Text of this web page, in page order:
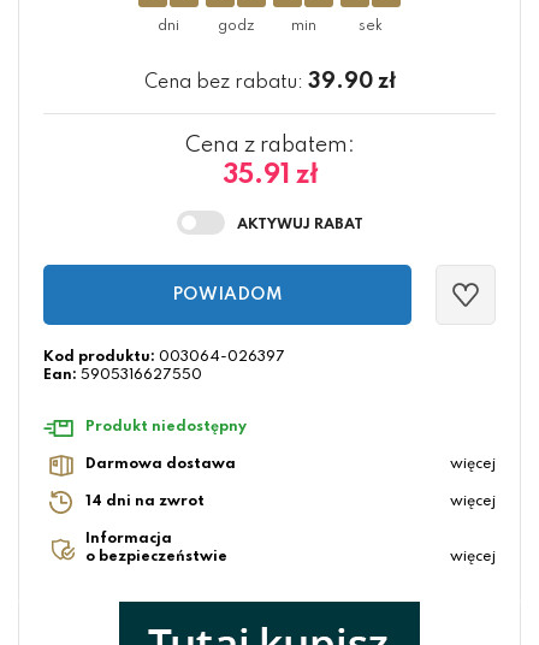
Cena bez rabatu: 39.90 zł
Cena z rabatem:
35.91 zł
POWIADOM
Kod produktu: 003064-026397
Ean: 5905316627550
Produkt niedostępny
Darmowa dostawa więcej
14 dni na zwrot więcej
Informacja
o bezpieczeństwie
więcej